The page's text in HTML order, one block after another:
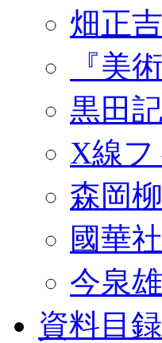
畑正
『美
黒田
X線
森岡
國華
今泉
資料目録